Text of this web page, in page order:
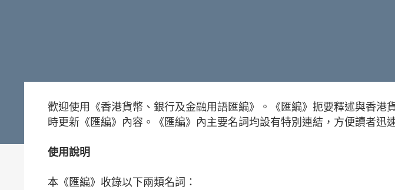
歡迎使用《香港貨幣、銀行及金融用語匯編》。《匯編》扼要釋述與香
時更新《匯編》內容。《匯編》內主要名詞均設有特別連結，方便讀者迅
使用說明
本《匯編》收錄以下兩類名詞：